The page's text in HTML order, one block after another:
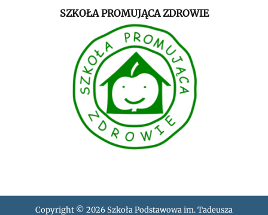
SZKOŁA PROMUJĄCA ZDROWIE
Copyright © 2026 Szkoła Podstawowa im. Tadeusza